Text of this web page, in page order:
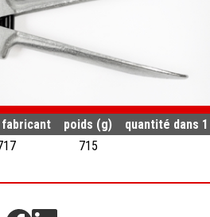
fabricant poids (g)
quantité dans
715